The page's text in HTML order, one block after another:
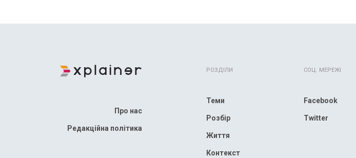
РОЗДІЛИ СОЦ. МЕРЕЖІ
Про нас
Редакційна політика
Теми
Розбір
Життя
Контекст
Facebook
Twitter